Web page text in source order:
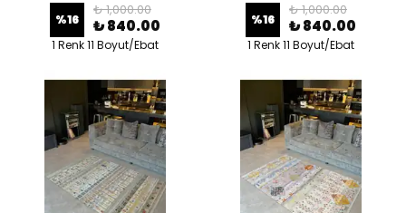
%16
₺ 1,000.00
₺ 840.00
1 Renk 11 Boyut/Ebat
%16
₺ 1,000.00
₺ 840.00
1 Renk 11 Boyut/Ebat